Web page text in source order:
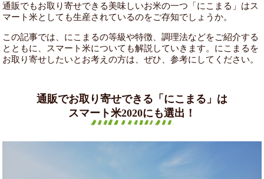
通販でもお取り寄せできる美味しいお米の一つ「にこまる」はス
マート米としても生産されているのをご存知でしょうか。
この記事では、にこまるの等級や特徴、調理法などをご紹介する
とともに、スマート米についても解説していきます。にこまるを
お取り寄せしたいとお考えの方は、ぜひ、参考にしてください。
通販でお取り寄せできる「にこまる」は
スマート米2020にも選出！